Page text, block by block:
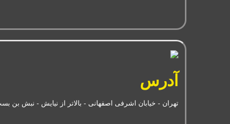
آدرس
تهران - خیابان اشرفی اصفهانی - بالاتر از نیایش - نبش بن بست